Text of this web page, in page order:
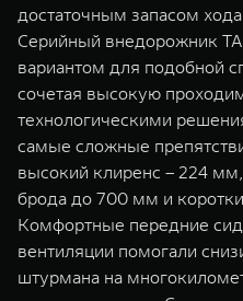
достаточным запасом
Серийный внедорожник
вариантом для подобной
сочетая высокую
технологическими
самые сложные
высокий клиренс – 224
брода до 700 мм и
Комфортные передние
вентиляции помогали
штурмана на